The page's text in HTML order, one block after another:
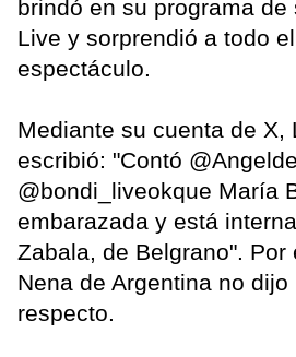
brindó en su programa de
Live y sorprendió a todo
espectáculo.
Mediante su cuenta de X,
escribió: "Contó
@bondi_liveokque María
embarazada y está
Zabala, de Belgrano". Por
Nena de Argentina no dijo
respecto.